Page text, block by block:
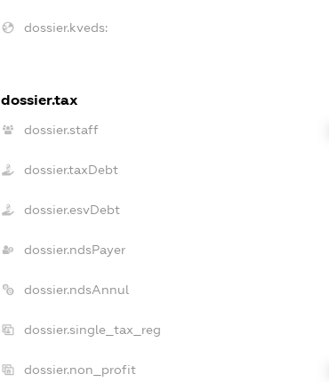
dossier.kveds:
dossier.tax
dossier.staff
dossier.taxDebt
dossier.esvDebt
dossier.ndsPayer
dossier.ndsAnnul
dossier.single_tax_reg
dossier.non_profit